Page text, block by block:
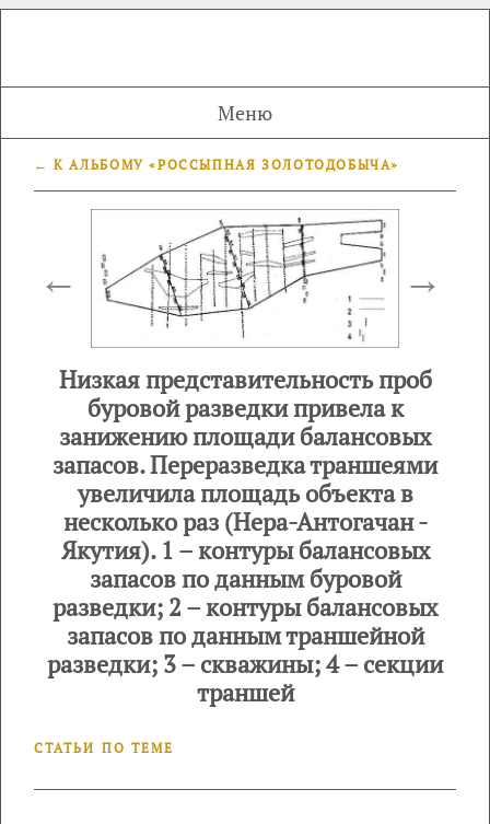
Меню
← К АЛЬБОМУ «РОССЫПНАЯ ЗОЛОТОДОБЫЧА»
← →
Низкая представительность проб
буровой разведки привела к
занижению площади балансовых
запасов. Переразведка траншеями
увеличила площадь объекта в
несколько раз (Нера-Антогачан -
Якутия). 1 – контуры балансовых
запасов по данным буровой
разведки; 2 – контуры балансовых
запасов по данным траншейной
разведки; 3 – скважины; 4 – секции
траншей
СТАТЬИ ПО ТЕМЕ